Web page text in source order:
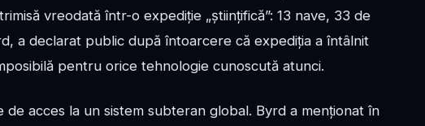
vreodată într-o expediție „științifică”: 13 nave, 33 de
a declarat public după întoarcere că expediția a întâlnit
pentru orice tehnologie cunoscută atunci.
acces la un sistem subteran global. Byrd a menționat în